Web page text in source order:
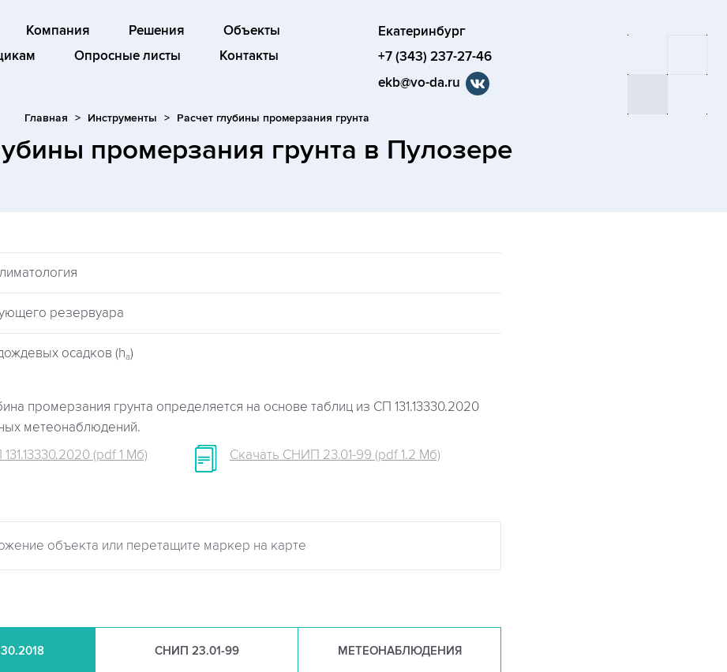
Компания Решения
Объекты
Опросные листы Контакты
Екатеринбург
+7 (343) 237-27-46
ekb@vo-da.ru
Главная Инструменты Расчет глубины промерзания грунта
промерзания грунта в Пулозере
резервуара
осадков (ha)
промерзания грунта определяется на основе таблиц из СП 131.13330.2020
метеонаблюдений.
(pdf 1 Мб)
Скачать СНИП 23.01-99 (pdf 1.2 Мб)
СНИП 23.01-99 МЕТЕОНАБЛЮДЕНИЯ